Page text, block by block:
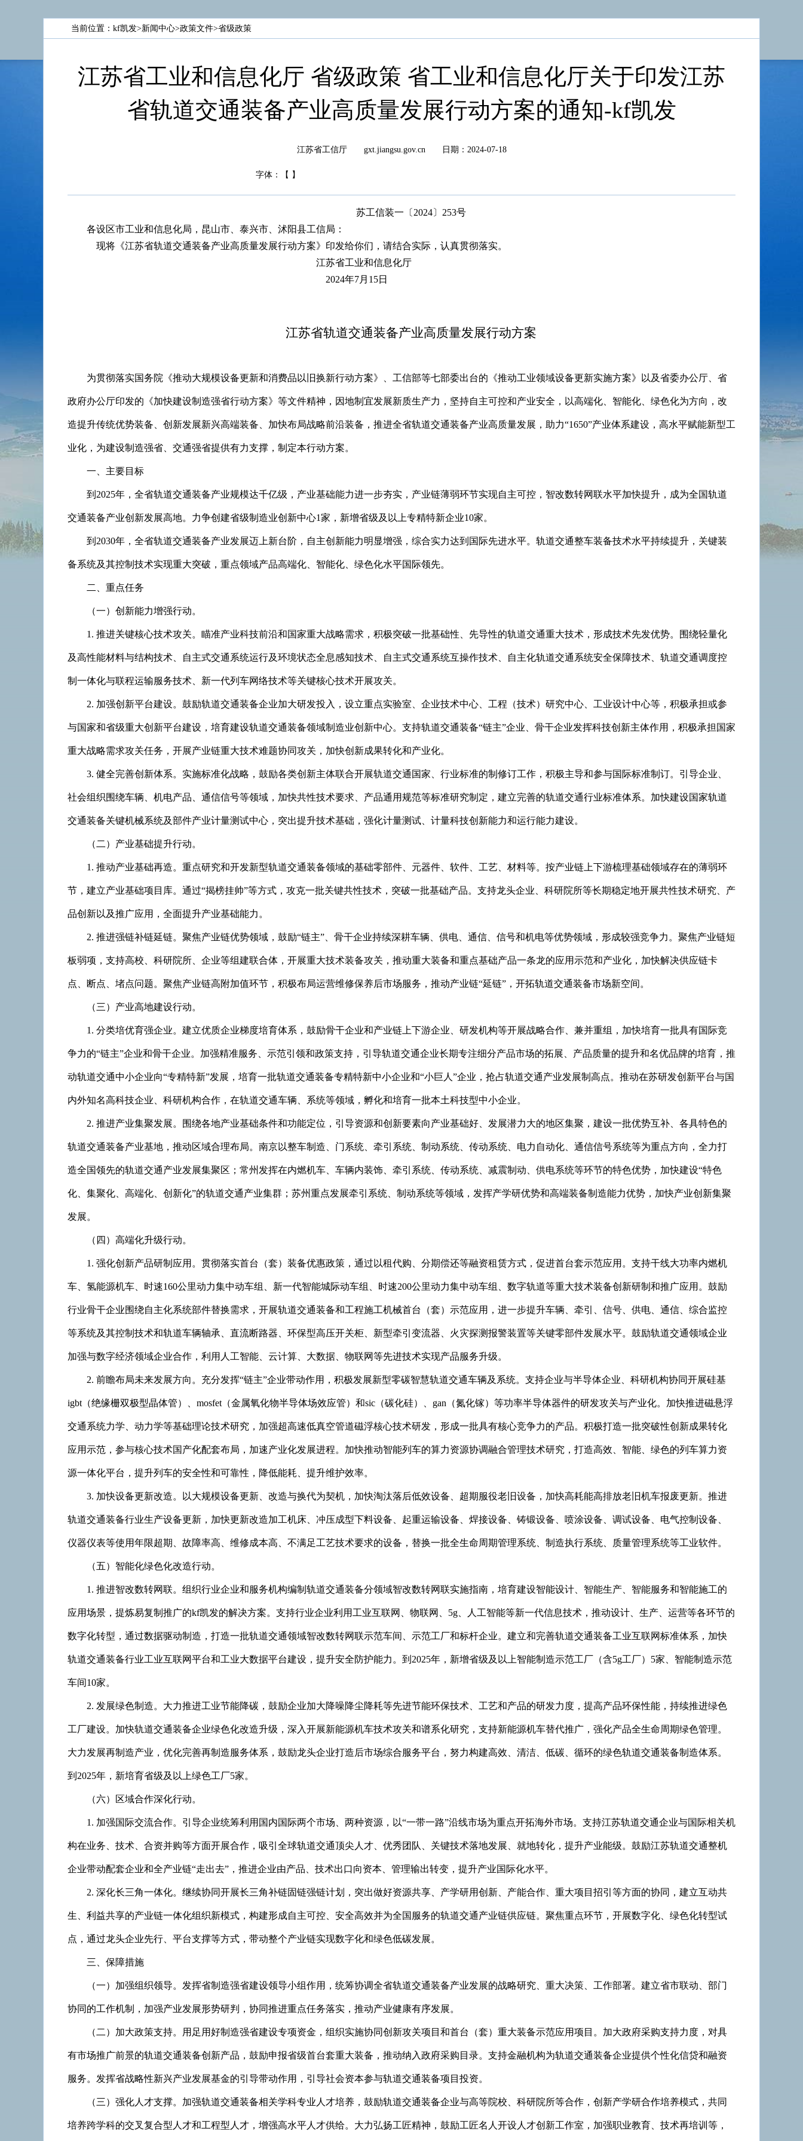
当前位置： kf凯发>新闻中心>政策文件>省级政策
江苏省工业和信息化厅 省级政策 省工业和信息化厅关于印发江苏
省轨道交通装备产业高质量发展行动方案的通知-kf凯发
江苏省工信厅 gxt.jiangsu.gov.cn 日期：2024-07-18
【
字体： 】
苏工信装一〔2024〕253号
各设区市工业和信息化局，昆山市、泰兴市、沭阳县工信局：
现将《江苏省轨道交通装备产业高质量发展行动方案》印发给你们，请结合实际，认真贯彻落实。
江苏省工业和信息化厅
2024年7月15日
江苏省轨道交通装备产业高质量发展行动方案
为贯彻落实国务院《推动大规模设备更新和消费品以旧换新行动方案》、工信部等七部委出台的《推动工业领域设备更新实施方案》以及省委办公厅、省
政府办公厅印发的《加快建设制造强省行动方案》等文件精神，因地制宜发展新质生产力，坚持自主可控和产业安全，以高端化、智能化、绿色化为方向，改
造提升传统优势装备、创新发展新兴高端装备、加快布局战略前沿装备，推进全省轨道交通装备产业高质量发展，助力“1650”产业体系建设，高水平赋能新型工
业化，为建设制造强省、交通强省提供有力支撑，制定本行动方案。
一、主要目标
到2025年，全省轨道交通装备产业规模达千亿级，产业基础能力进一步夯实，产业链薄弱环节实现自主可控，智改数转网联水平加快提升，成为全国轨道
交通装备产业创新发展高地。力争创建省级制造业创新中心1家，新增省级及以上专精特新企业10家。
到2030年，全省轨道交通装备产业发展迈上新台阶，自主创新能力明显增强，综合实力达到国际先进水平。轨道交通整车装备技术水平持续提升，关键装
备系统及其控制技术实现重大突破，重点领域产品高端化、智能化、绿色化水平国际领先。
二、重点任务
（一）创新能力增强行动。
1. 推进关键核心技术攻关。瞄准产业科技前沿和国家重大战略需求，积极突破一批基础性、先导性的轨道交通重大技术，形成技术先发优势。围绕轻量化
及高性能材料与结构技术、自主式交通系统运行及环境状态全息感知技术、自主式交通系统互操作技术、自主化轨道交通系统安全保障技术、轨道交通调度控
制一体化与联程运输服务技术、新一代列车网络技术等关键核心技术开展攻关。
2. 加强创新平台建设。鼓励轨道交通装备企业加大研发投入，设立重点实验室、企业技术中心、工程（技术）研究中心、工业设计中心等，积极承担或参
与国家和省级重大创新平台建设，培育建设轨道交通装备领域制造业创新中心。支持轨道交通装备“链主”企业、骨干企业发挥科技创新主体作用，积极承担国家
重大战略需求攻关任务，开展产业链重大技术难题协同攻关，加快创新成果转化和产业化。
3. 健全完善创新体系。实施标准化战略，鼓励各类创新主体联合开展轨道交通国家、行业标准的制修订工作，积极主导和参与国际标准制订。引导企业、
社会组织围绕车辆、机电产品、通信信号等领域，加快共性技术要求、产品通用规范等标准研究制定，建立完善的轨道交通行业标准体系。加快建设国家轨道
交通装备关键机械系统及部件产业计量测试中心，突出提升技术基础，强化计量测试、计量科技创新能力和运行能力建设。
（二）产业基础提升行动。
1. 推动产业基础再造。重点研究和开发新型轨道交通装备领域的基础零部件、元器件、软件、工艺、材料等。按产业链上下游梳理基础领域存在的薄弱环
节，建立产业基础项目库。通过“揭榜挂帅”等方式，攻克一批关键共性技术，突破一批基础产品。支持龙头企业、科研院所等长期稳定地开展共性技术研究、产
品创新以及推广应用，全面提升产业基础能力。
2. 推进强链补链延链。聚焦产业链优势领域，鼓励“链主”、骨干企业持续深耕车辆、供电、通信、信号和机电等优势领域，形成较强竞争力。聚焦产业链短
板弱项，支持高校、科研院所、企业等组建联合体，开展重大技术装备攻关，推动重大装备和重点基础产品一条龙的应用示范和产业化，加快解决供应链卡
点、断点、堵点问题。聚焦产业链高附加值环节，积极布局运营维修保养后市场服务，推动产业链“延链”，开拓轨道交通装备市场新空间。
（三）产业高地建设行动。
1. 分类培优育强企业。建立优质企业梯度培育体系，鼓励骨干企业和产业链上下游企业、研发机构等开展战略合作、兼并重组，加快培育一批具有国际竞
争力的“链主”企业和骨干企业。加强精准服务、示范引领和政策支持，引导轨道交通企业长期专注细分产品市场的拓展、产品质量的提升和名优品牌的培育，推
动轨道交通中小企业向“专精特新”发展，培育一批轨道交通装备专精特新中小企业和“小巨人”企业，抢占轨道交通产业发展制高点。推动在苏研发创新平台与国
内外知名高科技企业、科研机构合作，在轨道交通车辆、系统等领域，孵化和培育一批本土科技型中小企业。
2. 推进产业集聚发展。围绕各地产业基础条件和功能定位，引导资源和创新要素向产业基础好、发展潜力大的地区集聚，建设一批优势互补、各具特色的
轨道交通装备产业基地，推动区域合理布局。南京以整车制造、门系统、牵引系统、制动系统、传动系统、电力自动化、通信信号系统等为重点方向，全力打
造全国领先的轨道交通产业发展集聚区；常州发挥在内燃机车、车辆内装饰、牵引系统、传动系统、减震制动、供电系统等环节的特色优势，加快建设“特色
化、集聚化、高端化、创新化”的轨道交通产业集群；苏州重点发展牵引系统、制动系统等领域，发挥产学研优势和高端装备制造能力优势，加快产业创新集聚
发展。
（四）高端化升级行动。
1. 强化创新产品研制应用。贯彻落实首台（套）装备优惠政策，通过以租代购、分期偿还等融资租赁方式，促进首台套示范应用。支持干线大功率内燃机
车、氢能源机车、时速160公里动力集中动车组、新一代智能城际动车组、时速200公里动力集中动车组、数字轨道等重大技术装备创新研制和推广应用。鼓励
行业骨干企业围绕自主化系统部件替换需求，开展轨道交通装备和工程施工机械首台（套）示范应用，进一步提升车辆、牵引、信号、供电、通信、综合监控
等系统及其控制技术和轨道车辆轴承、直流断路器、环保型高压开关柜、新型牵引变流器、火灾探测报警装置等关键零部件发展水平。鼓励轨道交通领域企业
加强与数字经济领域企业合作，利用人工智能、云计算、大数据、物联网等先进技术实现产品服务升级。
2. 前瞻布局未来发展方向。充分发挥“链主”企业带动作用，积极发展新型零碳智慧轨道交通车辆及系统。支持企业与半导体企业、科研机构协同开展硅基
igbt（绝缘栅双极型晶体管）、mosfet（金属氧化物半导体场效应管）和sic（碳化硅）、gan（氮化镓）等功率半导体器件的研发攻关与产业化。加快推进磁悬浮
交通系统力学、动力学等基础理论技术研究，加强超高速低真空管道磁浮核心技术研发，形成一批具有核心竞争力的产品。积极打造一批突破性创新成果转化
应用示范，参与核心技术国产化配套布局，加速产业化发展进程。加快推动智能列车的算力资源协调融合管理技术研究，打造高效、智能、绿色的列车算力资
源一体化平台，提升列车的安全性和可靠性，降低能耗、提升维护效率。
3. 加快设备更新改造。以大规模设备更新、改造与换代为契机，加快淘汰落后低效设备、超期服役老旧设备，加快高耗能高排放老旧机车报废更新。推进
轨道交通装备行业生产设备更新，加快更新改造加工机床、冲压成型下料设备、起重运输设备、焊接设备、铸锻设备、喷涂设备、调试设备、电气控制设备、
仪器仪表等使用年限超期、故障率高、维修成本高、不满足工艺技术要求的设备，替换一批全生命周期管理系统、制造执行系统、质量管理系统等工业软件。
（五）智能化绿色化改造行动。
1. 推进智改数转网联。组织行业企业和服务机构编制轨道交通装备分领域智改数转网联实施指南，培育建设智能设计、智能生产、智能服务和智能施工的
应用场景，提炼易复制推广的kf凯发的解决方案。支持行业企业利用工业互联网、物联网、5g、人工智能等新一代信息技术，推动设计、生产、运营等各环节的
数字化转型，通过数据驱动制造，打造一批轨道交通领域智改数转网联示范车间、示范工厂和标杆企业。建立和完善轨道交通装备工业互联网标准体系，加快
轨道交通装备行业工业互联网平台和工业大数据平台建设，提升安全防护能力。到2025年，新增省级及以上智能制造示范工厂（含5g工厂）5家、智能制造示范
车间10家。
2. 发展绿色制造。大力推进工业节能降碳，鼓励企业加大降噪降尘降耗等先进节能环保技术、工艺和产品的研发力度，提高产品环保性能，持续推进绿色
工厂建设。加快轨道交通装备企业绿色化改造升级，深入开展新能源机车技术攻关和谱系化研究，支持新能源机车替代推广，强化产品全生命周期绿色管理。
大力发展再制造产业，优化完善再制造服务体系，鼓励龙头企业打造后市场综合服务平台，努力构建高效、清洁、低碳、循环的绿色轨道交通装备制造体系。
到2025年，新培育省级及以上绿色工厂5家。
（六）区域合作深化行动。
1. 加强国际交流合作。引导企业统筹利用国内国际两个市场、两种资源，以“一带一路”沿线市场为重点开拓海外市场。支持江苏轨道交通企业与国际相关机
构在业务、技术、合资并购等方面开展合作，吸引全球轨道交通顶尖人才、优秀团队、关键技术落地发展、就地转化，提升产业能级。鼓励江苏轨道交通整机
企业带动配套企业和全产业链“走出去”，推进企业由产品、技术出口向资本、管理输出转变，提升产业国际化水平。
2. 深化长三角一体化。继续协同开展长三角补链固链强链计划，突出做好资源共享、产学研用创新、产能合作、重大项目招引等方面的协同，建立互动共
生、利益共享的产业链一体化组织新模式，构建形成自主可控、安全高效并为全国服务的轨道交通产业链供应链。聚焦重点环节，开展数字化、绿色化转型试
点，通过龙头企业先行、平台支撑等方式，带动整个产业链实现数字化和绿色低碳发展。
三、保障措施
（一）加强组织领导。发挥省制造强省建设领导小组作用，统筹协调全省轨道交通装备产业发展的战略研究、重大决策、工作部署。建立省市联动、部门
协同的工作机制，加强产业发展形势研判，协同推进重点任务落实，推动产业健康有序发展。
（二）加大政策支持。用足用好制造强省建设专项资金，组织实施协同创新攻关项目和首台（套）重大装备示范应用项目。加大政府采购支持力度，对具
有市场推广前景的轨道交通装备创新产品，鼓励申报省级首台套重大装备，推动纳入政府采购目录。支持金融机构为轨道交通装备企业提供个性化信贷和融资
服务。发挥省战略性新兴产业发展基金的引导带动作用，引导社会资本参与轨道交通装备项目投资。
（三）强化人才支撑。加强轨道交通装备相关学科专业人才培养，鼓励轨道交通装备企业与高等院校、科研院所等合作，创新产学研合作培养模式，共同
培养跨学科的交叉复合型人才和工程型人才，增强高水平人才供给。大力弘扬工匠精神，鼓励工匠名人开设人才创新工作室，加强职业教育、技术再培训等，